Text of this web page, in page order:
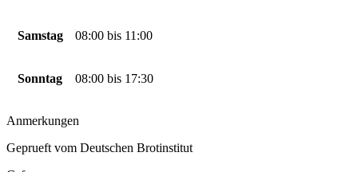
Samstag 08:00 bis 11:00
Sonntag 08:00 bis 17:30
Anmerkungen
Geprueft vom Deutschen Brotinstitut